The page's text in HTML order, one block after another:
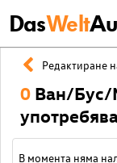
DasWelt
Редактиране
0 Ван/Бус/
В момента няма